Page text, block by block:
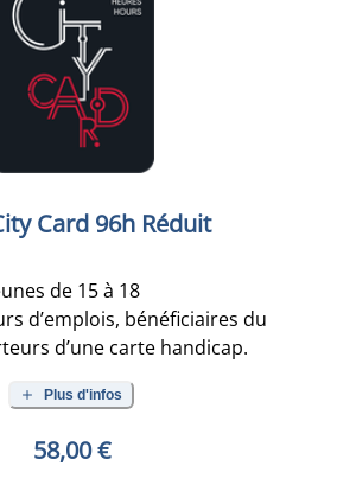
Card 96h Réduit
de 15 à 18
d’emplois, bénéficiaires du
d’une carte handicap.
Plus d'infos
58,00 €